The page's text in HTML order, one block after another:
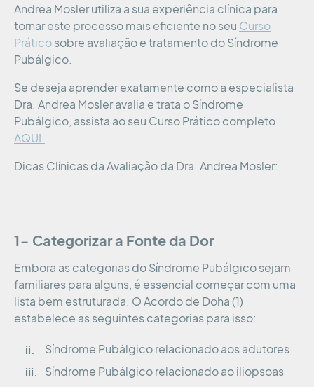
Andrea Mosler utiliza a sua experiência clínica para
tornar este processo mais eficiente no seu Curso
Prático sobre avaliação e tratamento do Síndrome
Pubálgico.
Se deseja aprender exatamente como a especialista
Dra. Andrea Mosler avalia e trata o Síndrome
Pubálgico, assista ao seu Curso Prático completo
AQUI.
Dicas Clínicas da Avaliação da Dra. Andrea Mosler:
1- Categorizar a Fonte da Dor
Embora as categorias do Síndrome Pubálgico sejam
familiares para alguns, é essencial começar com uma
lista bem estruturada. O Acordo de Doha (1)
estabelece as seguintes categorias para isso:
Síndrome Pubálgico relacionado aos adutores
Síndrome Pubálgico relacionado ao iliopsoas